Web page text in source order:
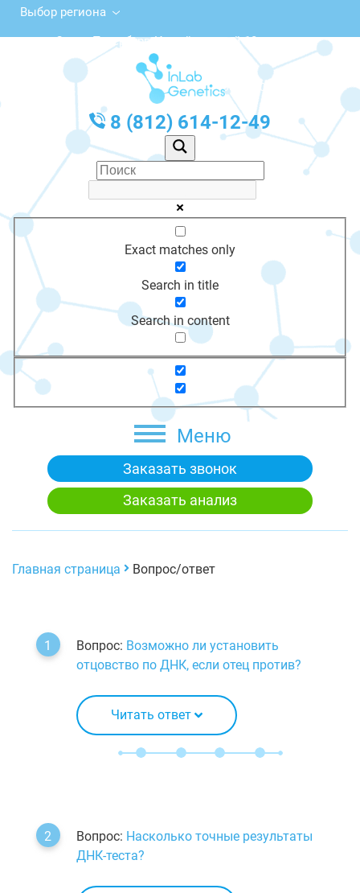
Выбор региона
Санкт-Петербург, Измайловский 18
с 10:00 до 20:00
График работы: Пн-Пт с 10:00 до 20:00
8 (812) 614-12-49
Exact matches only
Search in title
Search in content
Меню
Заказать звонок
Заказать анализ
Главная страница Вопрос/ответ
Вопрос: Возможно ли установить
отцовство по ДНК, если отец против?
Читать ответ
Вопрос: Насколько точные результаты
ДНК-теста?